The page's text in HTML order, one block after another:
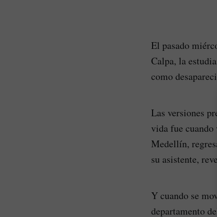
El pasado
Calpa, la
como
Las versiones
vida fue cuando
Medellín,
su asistente,
Y cuando se
departamento